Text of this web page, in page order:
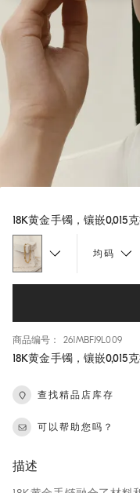
18K黄金手镯，镶嵌0,015
均码
商品编号： 261MBFJ9L009
18K黄金手镯，镶嵌0,015
查找精品店库存
可以帮助您吗？
描述